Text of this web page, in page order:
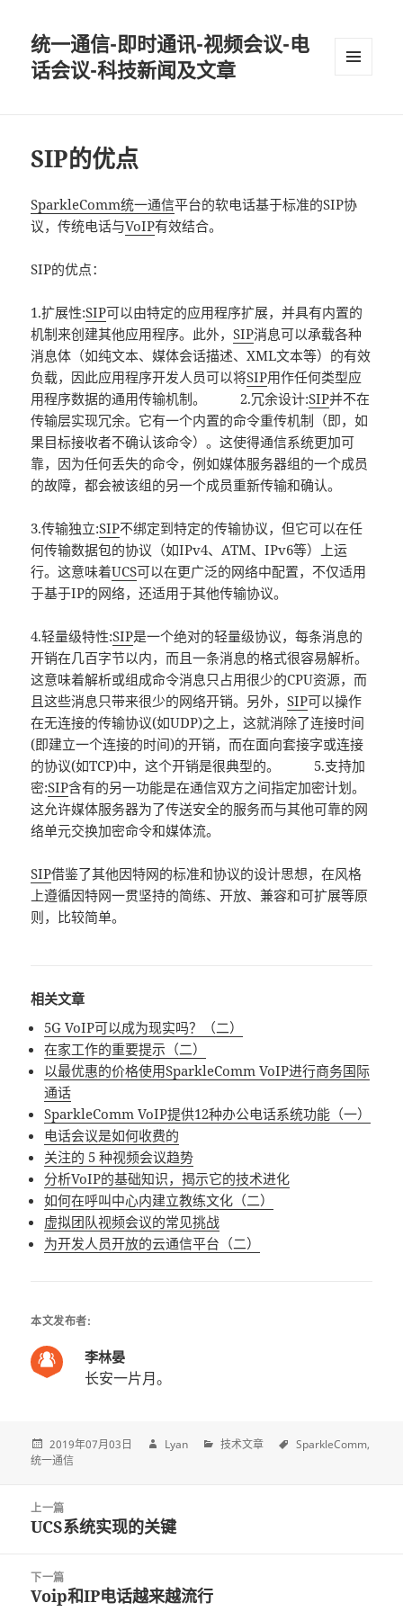
统一通信-即时通讯-视频会议-电
话会议-科技新闻及文章
SIP的优点
SparkleComm统一通信平台的软电话基于标准的SIP协
议，传统电话与VoIP有效结合。
SIP的优点：
1.扩展性:SIP可以由特定的应用程序扩展，并具有内置的
机制来创建其他应用程序。此外，SIP消息可以承载各种
消息体（如纯文本、媒体会话描述、XML文本等）的有效
负载，因此应用程序开发人员可以将SIP用作任何类型应
用程序数据的通用传输机制。 2.冗余设计:SIP并不在
传输层实现冗余。它有一个内置的命令重传机制（即，如
果目标接收者不确认该命令）。这使得通信系统更加可
靠，因为任何丢失的命令，例如媒体服务器组的一个成员
的故障，都会被该组的另一个成员重新传输和确认。
3.传输独立:SIP不绑定到特定的传输协议，但它可以在任
何传输数据包的协议（如IPv4、ATM、IPv6等）上运
行。这意味着UCS可以在更广泛的网络中配置，不仅适用
于基于IP的网络，还适用于其他传输协议。
4.轻量级特性:SIP是一个绝对的轻量级协议，每条消息的
开销在几百字节以内，而且一条消息的格式很容易解析。
这意味着解析或组成命令消息只占用很少的CPU资源，而
且这些消息只带来很少的网络开销。另外，SIP可以操作
在无连接的传输协议(如UDP)之上，这就消除了连接时间
(即建立一个连接的时间)的开销，而在面向套接字或连接
的协议(如TCP)中，这个开销是很典型的。 5.支持加
密:SIP含有的另一功能是在通信双方之间指定加密计划。
这允许媒体服务器为了传送安全的服务而与其他可靠的网
络单元交换加密命令和媒体流。
SIP借鉴了其他因特网的标准和协议的设计思想，在风格
上遵循因特网一贯坚持的简练、开放、兼容和可扩展等原
则，比较简单。
相关文章
5G VoIP可以成为现实吗？（二）
在家工作的重要提示（二）
以最优惠的价格使用SparkleComm VoIP进行商务国际
通话
SparkleComm VoIP提供12种办公电话系统功能（一）
电话会议是如何收费的
关注的 5 种视频会议趋势
分析VoIP的基础知识，揭示它的技术进化
如何在呼叫中心内建立教练文化（二）
虚拟团队视频会议的常见挑战
为开发人员开放的云通信平台（二）
本文发布者:
李林晏
长安一片月。
2019年07月03日 Lyan 技术文章
SparkleComm
统一通信
navigation
上一篇
上
篇
文
UCS系统实现的关键
下一篇
下
Voip和IP电话越来越流行